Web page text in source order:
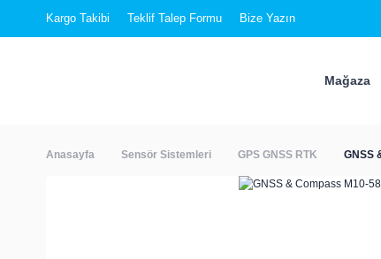
Kargo Takibi Teklif Talep Formu Bize Yazın
Mağaza
Anasayfa Sensör Sistemleri GPS GNSS RTK GNSS